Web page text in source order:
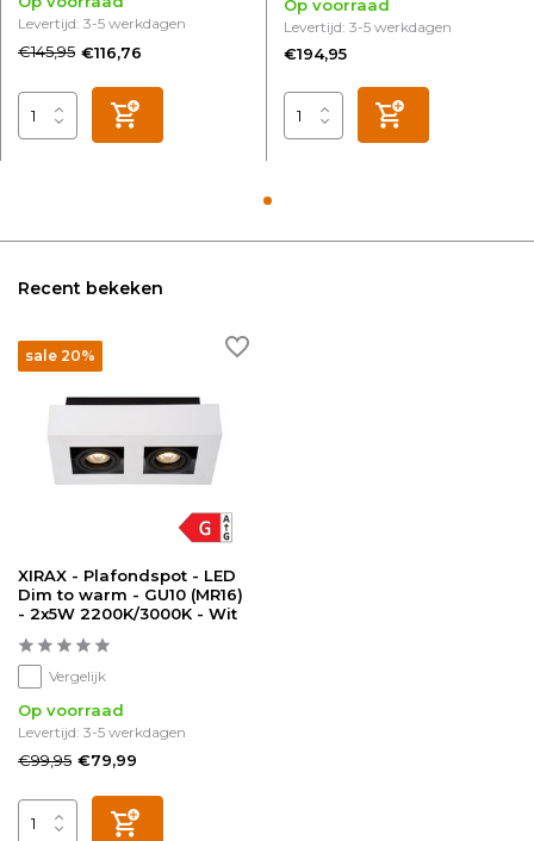
Levertijd: 3-5 werkdagen
€145,95 €116,76
Op voorraad
Levertijd: 3-5 werkdagen
€194,95
Recent bekeken
sale 20%
XIRAX - Plafondspot - LED
Dim to warm - GU10 (MR16)
- 2x5W 2200K/3000K - Wit
Vergelijk
Op voorraad
Levertijd: 3-5 werkdagen
€99,95 €79,99